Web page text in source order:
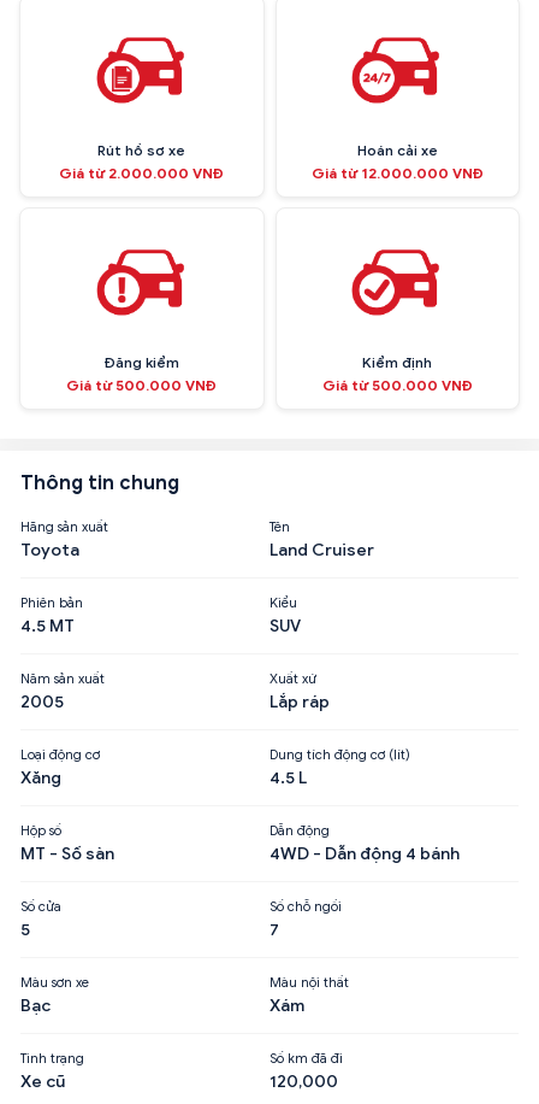
Rút hồ sơ xe
Giá từ 2.000.000 VNĐ
Hoán cải xe
Giá từ 12.000.000 VNĐ
Đăng kiểm
Giá từ 500.000 VNĐ
Kiểm định
Giá từ 500.000 VNĐ
Thông tin chung
Hãng sản xuất
Toyota
Tên
Land Cruiser
Phiên bản
4.5 MT
Kiểu
SUV
Năm sản xuất
2005
Xuất xứ
Lắp ráp
Loại động cơ
Xăng
Dung tích động cơ (lít)
4.5 L
Hộp số
MT - Số sàn
Dẫn động
4WD - Dẫn động 4 bánh
Số cửa
5
Số chỗ ngồi
7
Màu sơn xe
Bạc
Màu nội thất
Xám
Tình trạng
Xe cũ
Số km đã đi
120,000